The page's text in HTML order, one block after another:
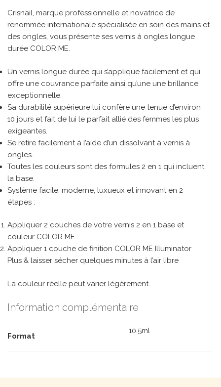
Crisnail, marque professionnelle et novatrice de
renommée internationale spécialisée en soin des mains et
des ongles, vous présente ses vernis à ongles longue
durée COLOR ME.
Un vernis longue durée qui s’applique facilement et qui
offre une couvrance parfaite ainsi qu’une une brillance
exceptionnelle.
Sa durabilité supérieure lui confère une tenue d’environ
10 jours et fait de lui le parfait allié des femmes les plus
exigeantes.
Se retire facilement à l’aide d’un dissolvant à vernis à
ongles.
Toutes les couleurs sont des formules 2 en 1 qui incluent
la base.
Système facile, moderne, luxueux et innovant en 2
étapes :
Appliquer 2 couches de votre vernis 2 en 1 base et
couleur COLOR ME
Appliquer 1 couche de finition COLOR ME Illuminator
Plus & laisser sécher quelques minutes à l’air libre
La couleur réelle peut varier légèrement.
Information complémentaire
Format
10.5ml